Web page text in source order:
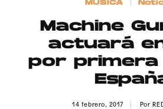
Publicidad
Contacto
Aviso Legal
MÚSICA
Machine
actuará
por primera
14 febrero, 2017 Por